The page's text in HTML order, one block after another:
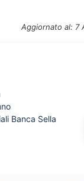
Aggiornato al: 7
Banca Sella